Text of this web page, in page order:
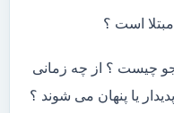
مبتلا است ؟
چیست ؟ از چه زمانی
یا پنهان می شوند ؟